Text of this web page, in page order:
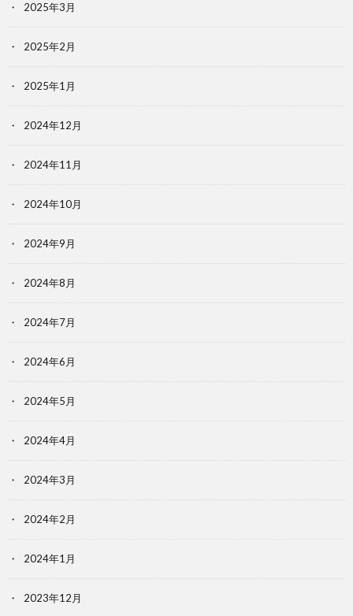
2025年3月
2025年2月
2025年1月
2024年12月
2024年11月
2024年10月
2024年9月
2024年8月
2024年7月
2024年6月
2024年5月
2024年4月
2024年3月
2024年2月
2024年1月
2023年12月